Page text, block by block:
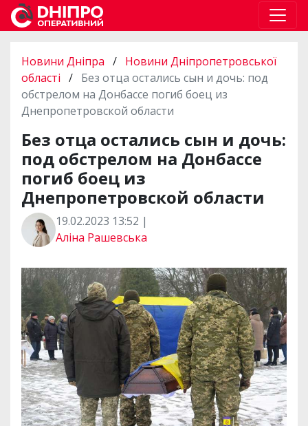
Новини Дніпра / Новини Дніпропетровської
області / Без отца остались сын и дочь: под
обстрелом на Донбассе погиб боец из
Днепропетровской области
Без отца остались сын и дочь:
под обстрелом на Донбассе
погиб боец из
Днепропетровской области
19.02.2023 13:52 |
Аліна Рашевська